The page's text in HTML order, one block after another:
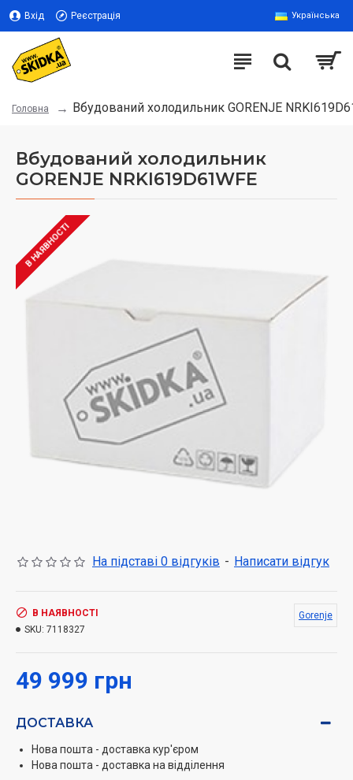
Вхід Реєстрація Українська
Головна Вбудований холодильник GORENJE
Вбудований холодильник
GORENJE NRKI619D61WFE
В НАЯВНОСТІ
На підставі 0 відгуків - Написати відгук
49 999 грн
В НАЯВНОСТІ
SKU: 7118327
Gorenje
ДОСТАВКА
Нова пошта - доставка кур'єром
Нова пошта - доставка на відділення